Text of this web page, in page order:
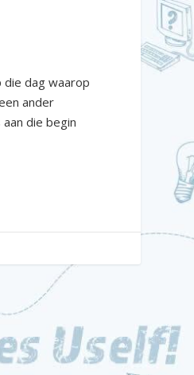
die dag waarop
ander
die begin